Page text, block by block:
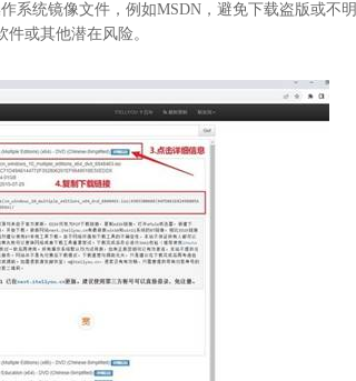
系统镜像文件，例如MSDN，避免下载盗版或不明
或其他潜在风险。